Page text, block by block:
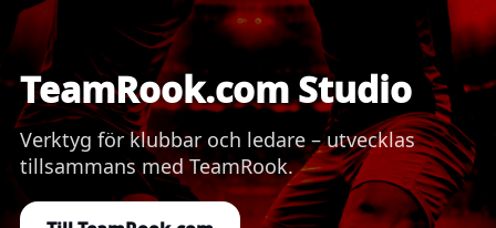
TeamRook.com Studio
Verktyg för klubbar och ledare – utvecklas
tillsammans med TeamRook.